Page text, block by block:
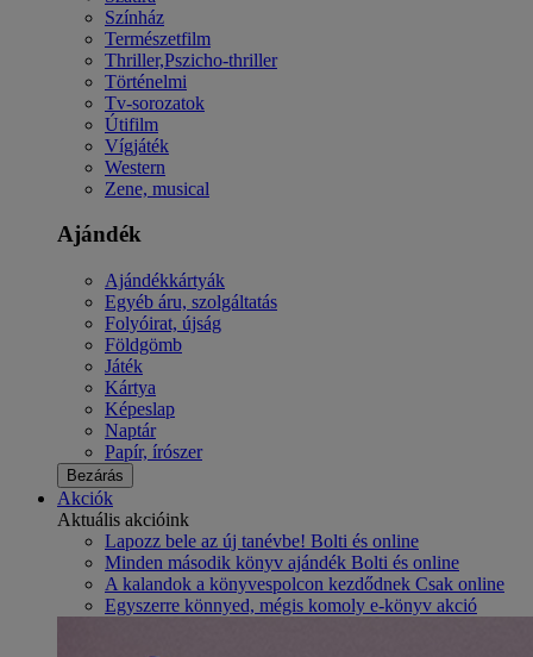
Színház
Természetfilm
Thriller,Pszicho-thriller
Történelmi
Tv-sorozatok
Útifilm
Vígjáték
Western
Zene, musical
Ajándék
Ajándékkártyák
Egyéb áru, szolgáltatás
Folyóirat, újság
Földgömb
Játék
Kártya
Képeslap
Naptár
Papír, írószer
Bezárás
Akciók
Aktuális akcióink
Lapozz bele az új tanévbe! Bolti és online
Minden második könyv ajándék Bolti és online
A kalandok a könyvespolcon kezdődnek Csak online
Egyszerre könnyed, mégis komoly e-könyv akció